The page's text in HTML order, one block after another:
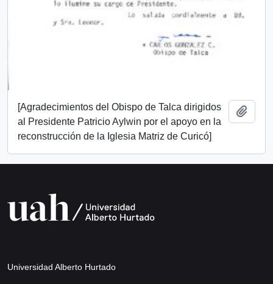
[Agradecimientos del Obispo de Talca dirigidos
al Presidente Patricio Aylwin por el apoyo en la
reconstrucción de la Iglesia Matriz de Curicó]
Universidad Alberto Hurtado